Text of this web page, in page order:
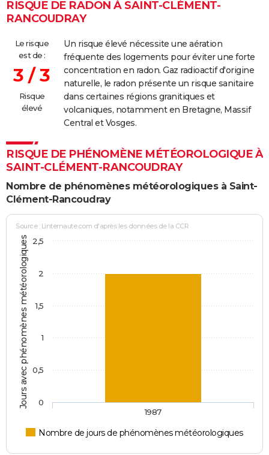
RISQUE DE RADON À SAINT-CLÉMENT-
RANCOUDRAY
Le risque
est de :
3 / 3
Risque
élevé
Un risque élevé nécessite une aération
fréquente des logements pour éviter une forte
concentration en radon. Gaz radioactif d'origine
naturelle, le radon présente un risque sanitaire
dans certaines régions granitiques et
volcaniques, notamment en Bretagne, Massif
Central et Vosges.
RISQUE DE PHÉNOMÈNE MÉTÉOROLOGIQUE À
SAINT-CLÉMENT-RANCOUDRAY
Nombre de phénomènes météorologiques à Saint-
Clément-Rancoudray
Jours avec phénomènes météorologiques
Source : Linternaute.com d'après les données de la CCR
Nombre de jours de phénomènes météorologiques
1987
0
0,5
1
1,5
2
2,5